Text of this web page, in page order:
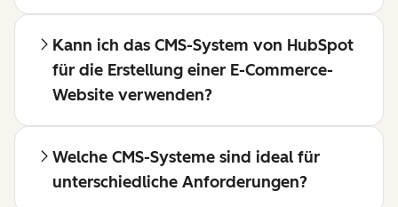
Kann ich das CMS-System von HubSpot
für die Erstellung einer E-Commerce-
Website verwenden?
Welche CMS-Systeme sind ideal für
unterschiedliche Anforderungen?